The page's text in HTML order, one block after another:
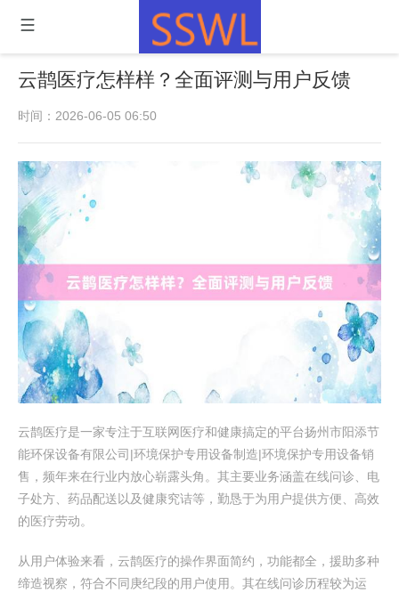
云鹊医疗怎样样？全面评测与用户反馈
时间：2026-06-05 06:50
云鹊医疗是一家专注于互联网医疗和健康搞定的平台扬州市阳添节
能环保设备有限公司|环境保护专用设备制造|环境保护专用设备销
售，频年来在行业内放心崭露头角。其主要业务涵盖在线问诊、电
子处方、药品配送以及健康究诘等，勤恳于为用户提供方便、高效
的医疗劳动。
从用户体验来看，云鹊医疗的操作界面简约，功能都全，援助多种
缔造视察，符合不同庚纪段的用户使用。其在线问诊历程较为运